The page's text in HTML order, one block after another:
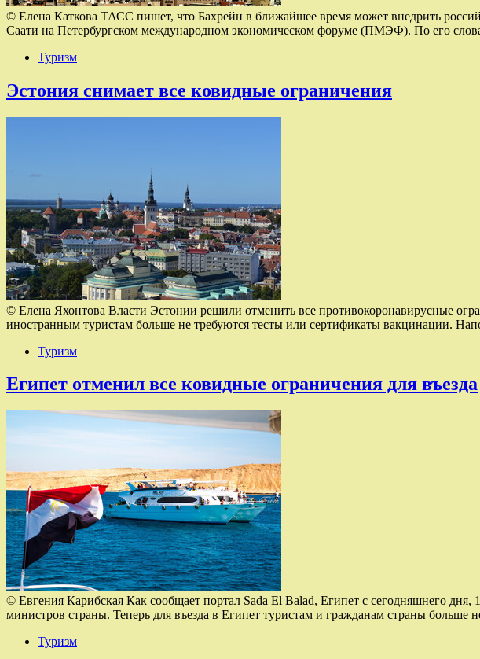
© Елена Каткова ТАСС пишет, что Бахрейн в ближайшее время может внедрить
Саати на Петербургском международном экономическом форуме (ПМЭФ). По его
Туризм
Эстония снимает все ковидные ограничения
© Елена Яхонтова Власти Эстонии решили отменить все противокоронавирусные
иностранным туристам больше не требуются тесты или сертификаты вакцинации.
Туризм
Египет отменил все ковидные ограничения для въезда
© Евгения Карибская Как сообщает портал Sada El Balad, Египет с сегодняшнего
министров страны. Теперь для въезда в Египет туристам и гражданам страны
Туризм